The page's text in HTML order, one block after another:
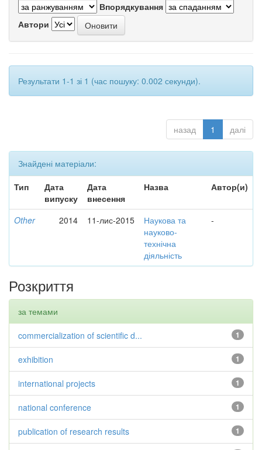
Впорядкування
Автори
Результати 1-1 зі 1 (час пошуку: 0.002 секунди).
назад 1 далі
Знайдені матеріали:
Тип
Дата
випуску
Дата
внесення
Назва Автор(и)
Other 2014 11-лис-2015
Наукова та
науково-
технічна
діяльність
-
Розкриття
за темами
1
commercialization of scientific d...
1
exhibition
1
international projects
1
national conference
1
publication of research results